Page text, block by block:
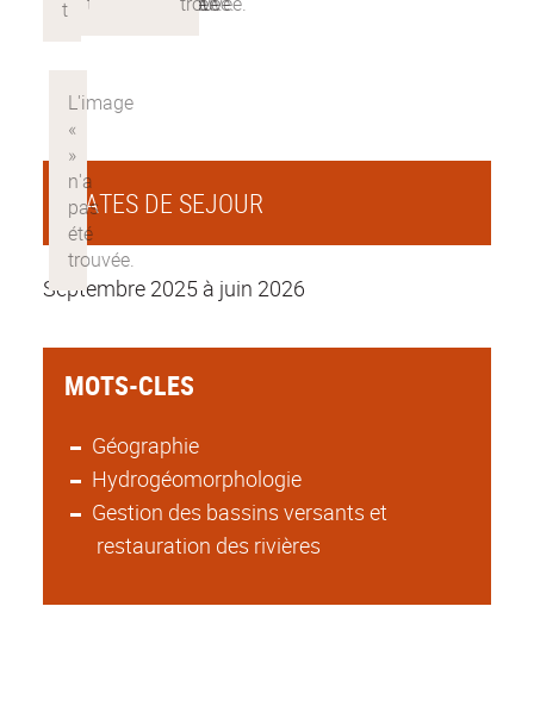
DATES DE SEJOUR
Septembre 2025 à juin 2026
MOTS-CLES
Géographie
Hydrogéomorphologie
Gestion des bassins versants et
restauration des rivières